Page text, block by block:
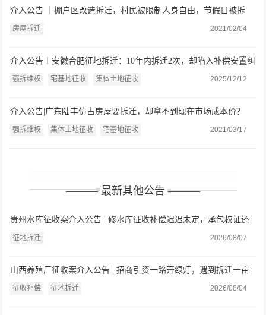
介入公告 ｜棚户区改造拆迁，村民被限制人身自由，节假日被拆
房？
房屋拆迁 2021/02/04
介入公告︱安徽合肥征地拆迁：10年内拆迁2次，却陷入补偿安置纠
纷
强拆维权 宅基地征收 集体土地征收 2025/12/12
介入公告|广东陆丰仿古房屋要拆迁，却拿不到现在市场成本价？
强拆维权 集体土地征收 宅基地征收 2021/03/17
——— 最新其他公告 ———
贵州水库征收案介入公告 | 修水库征收补偿迟迟未定，承包权证还
遭撤销？贵州父女委托盛廷律师维权
征地拆迁 2026/08/07
山西养殖厂征收案介入公告 | 招商引资一路开绿灯，遇到拆迁一亩
就只给三万九？山西养殖户委托盛廷律师介入
征收补偿 征地拆迁 2026/08/04